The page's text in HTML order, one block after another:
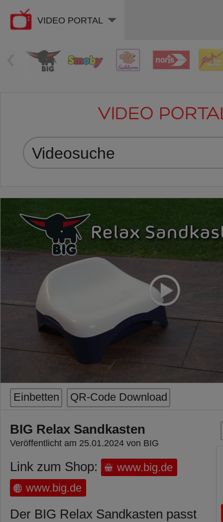
VIDEO PORTAL
VIDEO
Einbetten QR-Code Download
BIG Relax Sandkasten
Veröffentlicht am 25.01.2024 von BIG
Link zum Shop:
www.big.de
www.big.de
Der BIG Relax Sandkasten passt